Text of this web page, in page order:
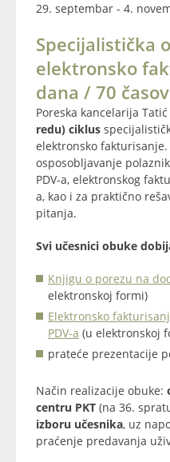
Specijalistička
elektronsko
dana / 70
29. septembar - 4.
Poreska kancelarija
redu) ciklus
elektronsko
osposobljavanje
PDV-a, elektronskog
a, kao i za praktično
pitanja.
Svi učesnici obuke
Knjigu o porezu na
elektronskoj formi)
Elektronsko
PDV-a (u elektronskoj
prateće prezentacije
Način realizacije obuke:
centru PKT (na 36.
izboru učesnika, uz
praćenje predavanja